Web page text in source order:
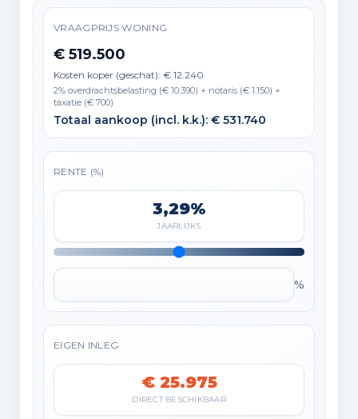
VRAAGPRIJS WONING
€ 519.500
Kosten koper (geschat): € 12.240
2% overdrachtsbelasting (€ 10.390) + notaris (€ 1.150) +
taxatie (€ 700)
Totaal aankoop (incl. k.k.): € 531.740
RENTE (%)
3,29%
JAARLIJKS
%
EIGEN INLEG
€ 25.975
DIRECT BESCHIKBAAR